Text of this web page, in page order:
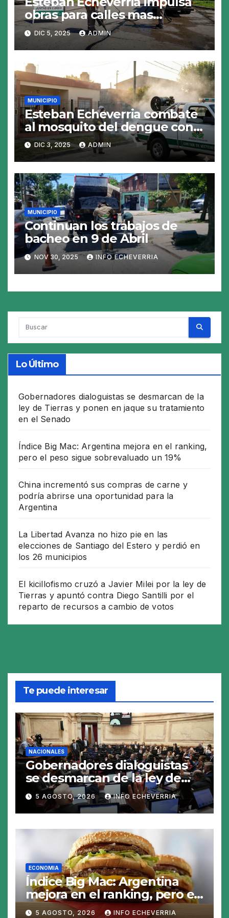
obras para calles mas
resistentes y seguras
DIC 5, 2025 ADMIN
MUNICIPIO
Esteban Echeverria combate
al mosquito del dengue con
fumigacion
DIC 3, 2025 ADMIN
MUNICIPIO
Continuan los trabajos de
bacheo en 9 de Abril
NOV 30, 2025 INFO ECHEVERRIA
Lo Último
Gobernadores dialoguistas se desmarcan de la
ley de Tierras y ponen en jaque su tratamiento
en el Senado
Índice Big Mac: Argentina mejora en el ranking,
pero el peso sigue sobrevaluado un 19%
China incrementó sus compras de carne y
podría abrirse una oportunidad para la
Argentina
La Libertad Avanza no hizo pie en las
elecciones de Santiago del Estero y perdió en
los 26 municipios
El kicillofismo cruzó a Javier Milei por la ley de
Tierras y apuntó contra Diego Santilli por el
reparto de recursos a cambio de votos
Te puede interesar
NACIONALES
Gobernadores dialoguistas
se desmarcan de la ley de
Tierras y ponen en jaque su
tratamiento en el Senado
5 AGOSTO, 2026 INFO ECHEVERRIA
ECONOMIA
Índice Big Mac: Argentina
mejora en el ranking, pero el
peso sigue sobrevaluado un
5 AGOSTO, 2026 INFO ECHEVERRIA